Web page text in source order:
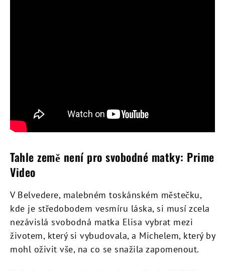
Tahle země není pro svobodné matky: Prime
Video
V Belvedere, malebném toskánském městečku,
kde je středobodem vesmíru láska, si musí zcela
nezávislá svobodná matka Elisa vybrat mezi
životem, který si vybudovala, a Michelem, který by
mohl oživit vše, na co se snažila zapomenout.